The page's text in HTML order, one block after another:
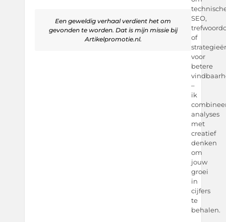
Een geweldig verhaal verdient het om
gevonden te worden. Dat is mijn missie bij
Artikelpromotie.nl.
SEO,
of
voor
betere
–
ik
analyses
met
creatief
denken
om
jouw
groei
in
cijfers
te
behalen.